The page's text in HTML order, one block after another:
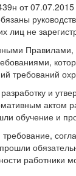
от
лиц не
требований
и
актом
обучение и
требование,
работники